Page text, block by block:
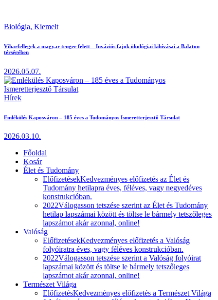
Biológia, Kiemelt
Viharfellegek a magyar tenger felett – Inváziós fajok ökológiai kihívásai a Balaton
térségében
2026.05.07.
Hírek
Emlékülés Kaposváron – 185 éves a Tudományos Ismeretterjesztő Társulat
2026.03.10.
Főoldal
Kosár
Élet és Tudomány
ElőfizetésekKedvezményes előfizetés az Élet és
Tudomány hetilapra éves, féléves, vagy negyedéves
konstrukcióban.
2022Válogasson tetszése szerint az Élet és Tudomány
hetilap lapszámai között és töltse le bármely tetszőleges
lapszámot akár azonnal, online!
Valóság
ElőfizetésekKedvezményes előfizetés a Valóság
folyóiratra éves, vagy féléves konstrukcióban.
2022Válogasson tetszése szerint a Valóság folyóirat
lapszámai között és töltse le bármely tetszőleges
lapszámot akár azonnal, online!
Természet Világa
ElőfizetésKedvezményes előfizetés a Természet Világa